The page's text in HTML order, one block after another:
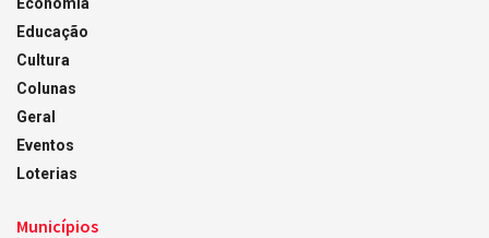
Educação
Cultura
Colunas
Geral
Eventos
Loterias
Municípios